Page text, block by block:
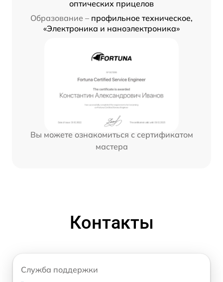
оптических прицелов
Образование – профильное техническое,
«Электроника и наноэлектроника»
Вы можете ознакомиться с сертификатом
мастера
Контакты
Служба поддержки